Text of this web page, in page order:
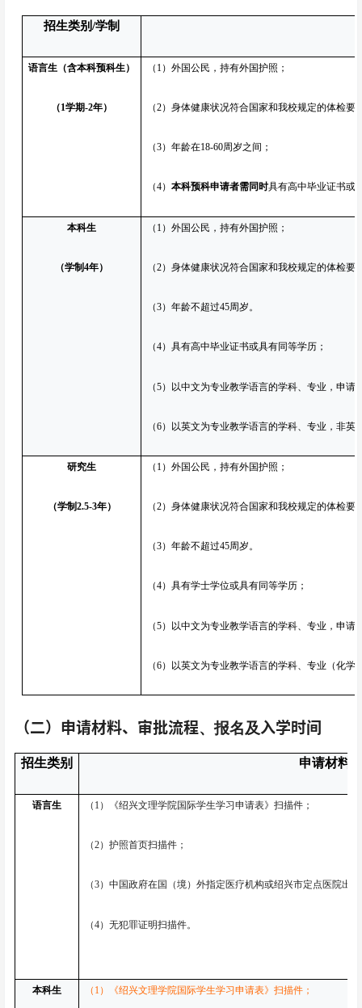
招生类别/学制
语言生（含本科预科生）
（1学期-2年）
（1）外国公民，持有外国护照；
（2）身体健康状况符合国家和我校规定的体检要
（3）年龄在18-60周岁之间；
（4） 本科预科申请者需同时具有高中毕业证书或
本科生
（学制4年）
（1）外国公民，持有外国护照；
（2）身体健康状况符合国家和我校规定的体检要
（3）年龄不超过45周岁。
（4）具有高中毕业证书或具有同等学历；
（5）以中文为专业教学语言的学科、专业，申
（6）以英文为专业教学语言的学科、专业，非
研究生
（学制2.5-3年）
（1）外国公民，持有外国护照；
（2）身体健康状况符合国家和我校规定的体检要
（3）年龄不超过45周岁。
（4）具有学士学位或具有同等学历；
（5）以中文为专业教学语言的学科、专业，申
（6）以英文为专业教学语言的学科、专业（化
（二）申请材料、审批流程、报名及入学时间
招生类别 申请材料
语言生 （1）《绍兴文理学院国际学生学习申请表》扫描件；
（2）护照首页扫描件；
（3）中国政府在国（境）外指定医疗机构或绍兴市定点医院出
（4）无犯罪证明扫描件。
本科生 （1）《绍兴文理学院国际学生学习申请表》扫描件；